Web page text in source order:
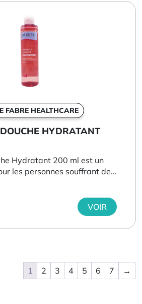
FABRE HEALTHCARE
HYDRATANT
Hydratant 200 ml est un
les personnes souffrant de...
VOIR
1 2 3 4 5 6 7 →